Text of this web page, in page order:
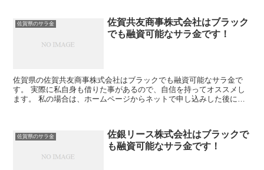
佐賀県のサラ金
佐賀共友商事株式会社はブラック
でも融資可能なサラ金です！
佐賀県の佐賀共友商事株式会社はブラックでも融資可能なサラ金で
す。 実際に私自身も借りた事があるので、自信を持ってオススメし
ます。 私の場合は、ホームページからネットで申し込みした後に電
佐賀県のサラ金
佐銀リース株式会社はブラックで
も融資可能なサラ金です！